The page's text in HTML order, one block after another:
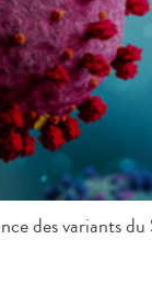
des variants